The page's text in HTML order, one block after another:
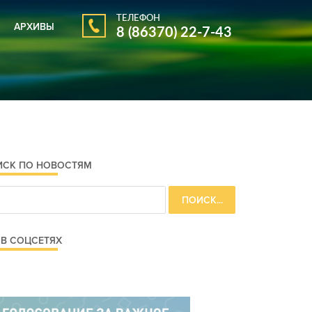
АРХИВЫ
АРХИВ ГАЗЕТЫ
АРХИВ НОВОСТЕЙ
ТЕЛЕФОН
8 (86370) 22-7-43
ПО НОВОСТЯМ
СОЦСЕТЯХ